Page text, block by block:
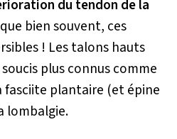
du tendon de la
bien souvent, ces
! Les talons hauts
plus connus comme
plantaire (et épine
lombalgie.